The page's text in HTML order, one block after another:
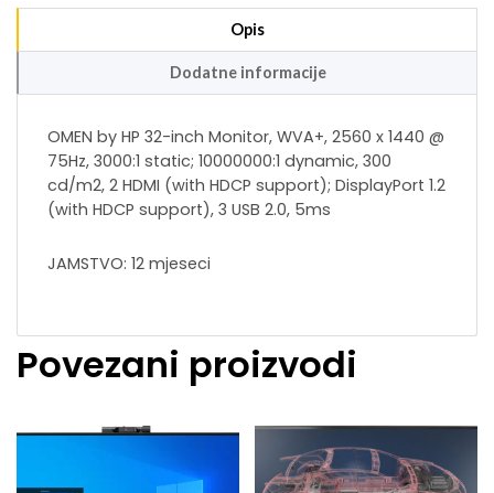
Opis
Dodatne informacije
OMEN by HP 32-inch Monitor, WVA+, 2560 x 1440 @
75Hz, 3000:1 static; 10000000:1 dynamic, 300
cd/m2, 2 HDMI (with HDCP support); DisplayPort 1.2
(with HDCP support), 3 USB 2.0, 5ms
JAMSTVO: 12 mjeseci
Povezani proizvodi